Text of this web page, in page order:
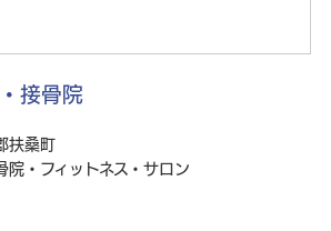
接骨院
扶桑町
院・フィットネス・サロン